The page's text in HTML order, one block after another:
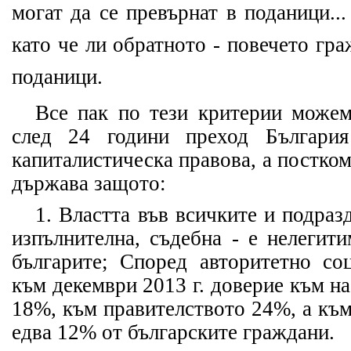
могат да се превърнат в
като че ли обратното - повечето
поданици.
Все пак по тези критерии
след 24 години преход
капиталистическа правова, а
държава защото:
1. Властта във всичките и
изпълнителна, съдебна - е
българите; Според авторитетно
към декември 2013 г. доверие към
18%, към правителството 24%, а
едва 12% от българските граждани.